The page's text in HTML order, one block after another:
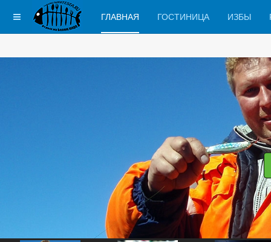
ГЛАВНАЯ ГОСТИНИЦА ИЗБЫ